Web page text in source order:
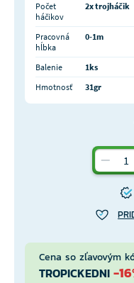
Počet
háčikov
2x trojháčik
Pracovná
hĺbka
0-1m
Balenie 1ks
Hmotnosť
31gr
Cena so zľavovým
TROPICKEDNI -